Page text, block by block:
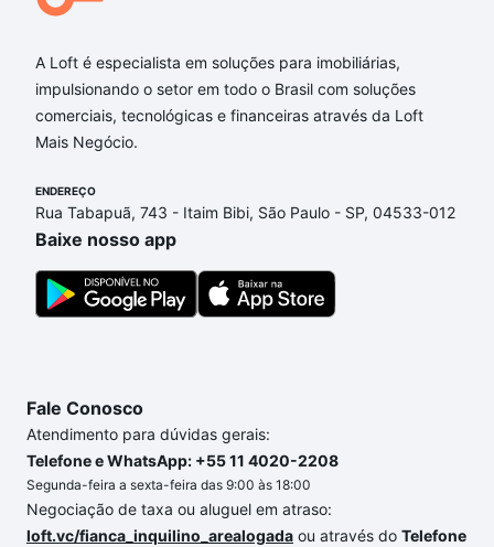
A Loft é especialista em soluções para imobiliárias,
impulsionando o setor em todo o Brasil com soluções
comerciais, tecnológicas e financeiras através da Loft
Mais Negócio.
ENDEREÇO
Rua Tabapuã, 743 - Itaim Bibi, São Paulo - SP, 04533-012
Baixe nosso app
Fale Conosco
Atendimento para dúvidas gerais:
Telefone e WhatsApp: +55 11 4020-2208
Segunda-feira a sexta-feira das 9:00 às 18:00
Negociação de taxa ou aluguel em atraso:
loft.vc/fianca_inquilino_arealogada ou através do Telefone